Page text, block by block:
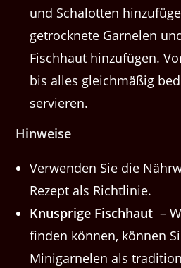
und Schalotten
getrocknete Garnelen
Fischhaut hinzufügen.
bis alles gleichmäßig
servieren.
Hinweise
Verwenden Sie die
Rezept als Richtlinie.
Knusprige Fischhaut –
finden können, können
Minigarnelen als